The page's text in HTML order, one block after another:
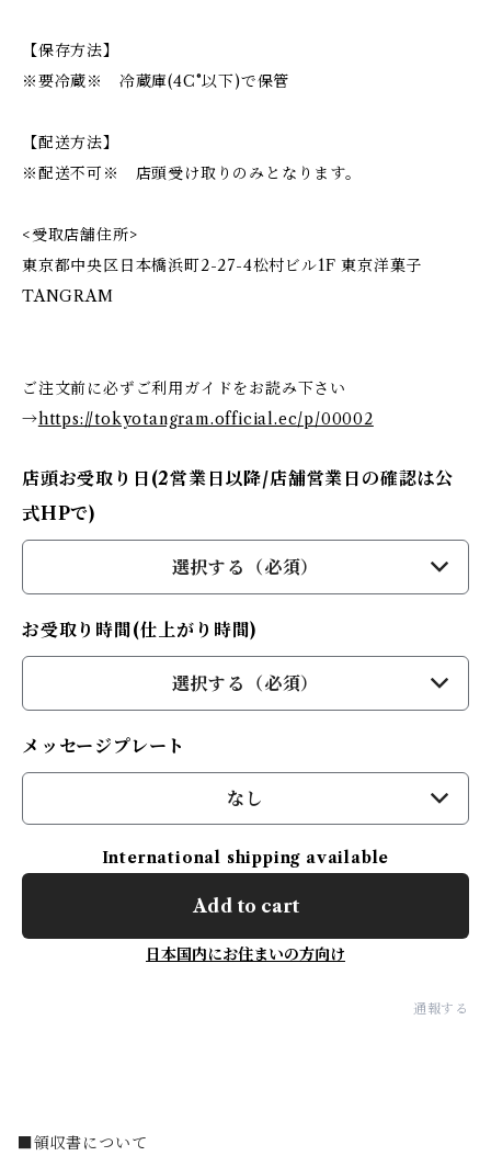
【保存方法】
※要冷蔵※ 冷蔵庫(4C°以下)で保管
【配送方法】
※配送不可※ 店頭受け取りのみとなります。
<受取店舗住所>
東京都中央区日本橋浜町2-27-4松村ビル1F 東京洋菓子
TANGRAM
ご注文前に必ずご利用ガイドをお読み下さい
→https://tokyotangram.official.ec/p/00002
店頭お受取り日(2営業日以降/店舗営業日の確認は公
式HPで)
選択する（必須）
お受取り時間(仕上がり時間)
選択する（必須）
メッセージプレート
なし
International shipping available
Add to cart
日本国内にお住まいの方向け
通報する
■領収書について